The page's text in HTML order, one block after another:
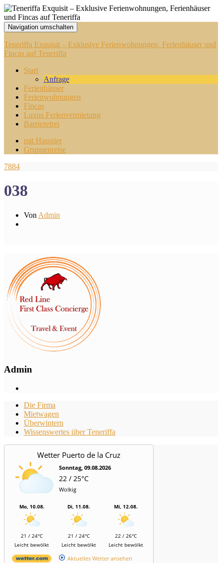
Navigation umschalten
Teneriffa Exquisit – Exklusive Ferienwohnungen, Ferienhäuser und
Fincas auf Teneriffa
Start
Anfrage
Ferienhäuser
Ferienwohnungen
Fincas
Luxus Ferienvermietung
Barrierefrei
mit Haustier
Gruppenreise
7884
038
Von Admin
Admin
Die Firma
Mietwagen
Überwintern
Wissenswertes über Teneriffa
Wetter Puerto de la Cruz
Sonntag, 09.08.2026
22 / 25°C
Wolkig
Mo, 10.08.
21 / 24°C
Leicht bewölkt
Di, 11.08.
21 / 24°C
Leicht bewölkt
Mi, 12.08.
22 / 26°C
Leicht bewölkt
Aktuelles Wetter ansehen